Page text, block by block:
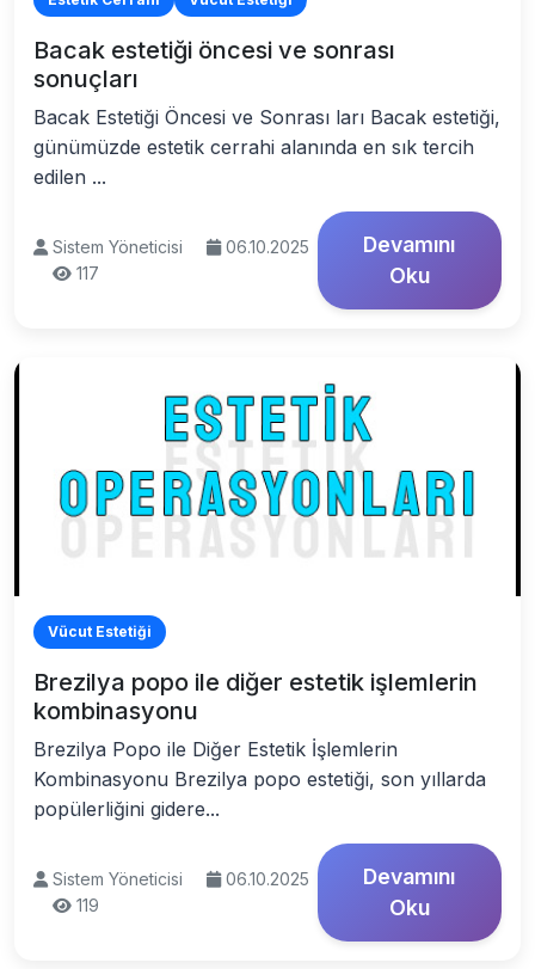
Bacak estetiği öncesi ve sonrası
sonuçları
Bacak Estetiği Öncesi ve Sonrası ları Bacak estetiği,
günümüzde estetik cerrahi alanında en sık tercih
edilen ...
Sistem Yöneticisi
06.10.2025
117
Devamını
Oku
Vücut Estetiği
Brezilya popo ile diğer estetik işlemlerin
kombinasyonu
Brezilya Popo ile Diğer Estetik İşlemlerin
Kombinasyonu Brezilya popo estetiği, son yıllarda
popülerliğini gidere...
Sistem Yöneticisi
06.10.2025
119
Devamını
Oku